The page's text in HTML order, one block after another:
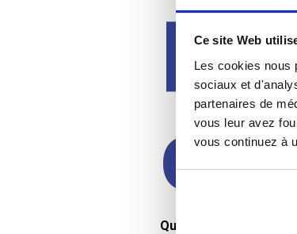
Ce site Web
Les cookies nous
sociaux et
partenaires de
vous leur avez
vous continuez à
Qualifications et